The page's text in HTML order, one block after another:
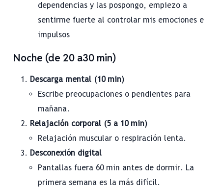
dependencias y las pospongo, empiezo a
sentirme fuerte al controlar mis emociones e
impulsos
Noche (de 20 a30 min)
Descarga mental (10 min)
Escribe preocupaciones o pendientes para
mañana.
Relajación corporal (5 a 10 min)
Relajación muscular o respiración lenta.
Desconexión digital
Pantallas fuera 60 min antes de dormir. La
primera semana es la más difícil.